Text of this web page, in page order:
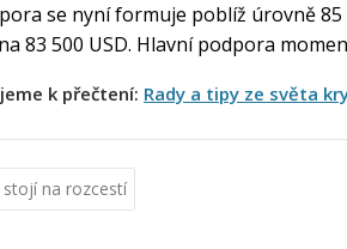
se nyní formuje poblíž úrovně
83 500 USD. Hlavní podpora
k přečtení: Rady a tipy ze světa
stojí na rozcestí